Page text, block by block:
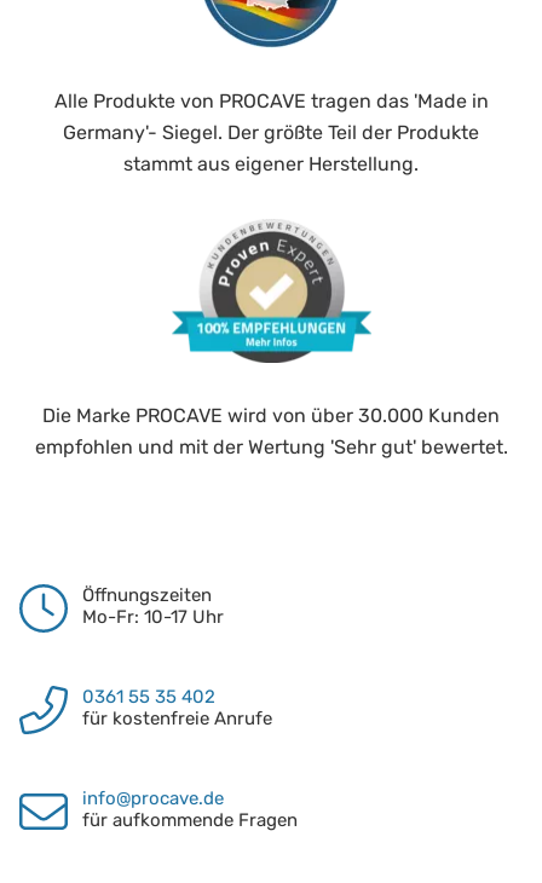
Alle Produkte von PROCAVE tragen das 'Made in
Germany'- Siegel. Der größte Teil der Produkte
stammt aus eigener Herstellung.
Die Marke PROCAVE wird von über 30.000 Kunden
empfohlen und mit der Wertung 'Sehr gut' bewertet.
Öffnungszeiten
Mo-Fr: 10-17 Uhr
0361 55 35 402
für kostenfreie Anrufe
info@procave.de
für aufkommende Fragen